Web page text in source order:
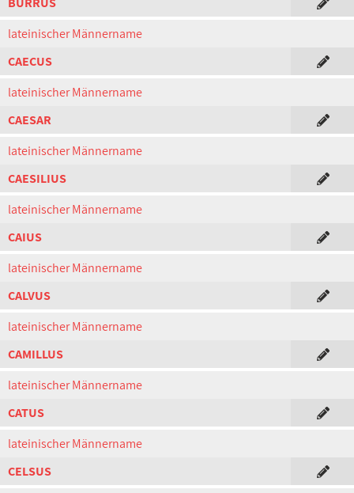
lateinischer Männername
CAECUS
lateinischer Männername
CAESAR
lateinischer Männername
CAESILIUS
lateinischer Männername
CAIUS
lateinischer Männername
CALVUS
lateinischer Männername
CAMILLUS
lateinischer Männername
CATUS
lateinischer Männername
CELSUS